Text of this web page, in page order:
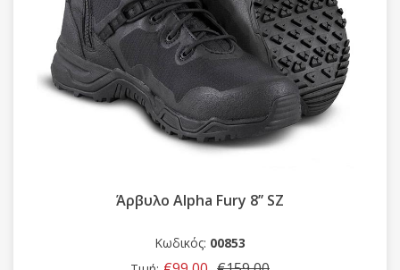
Άρβυλο Alpha Fury 8’’ SZ
00853